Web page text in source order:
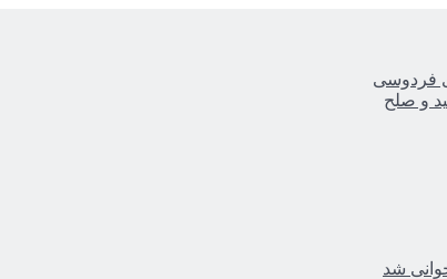
فردوسی
و صلح
شد